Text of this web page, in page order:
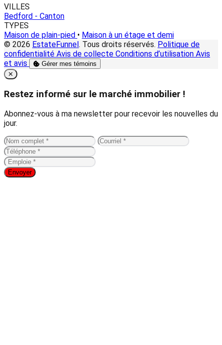
VILLES
Bedford - Canton
TYPES
Maison de plain-pied • Maison à un étage et demi
© 2026 EstateFunnel . Tous droits réservés. Politique de
confidentialité Avis de collecte Conditions d’utilisation Avis
et avis
Gérer mes témoins
Close
✕
Restez informé sur le marché immobilier !
Abonnez-vous à ma newsletter pour recevoir les nouvelles du
jour.
Envoyer